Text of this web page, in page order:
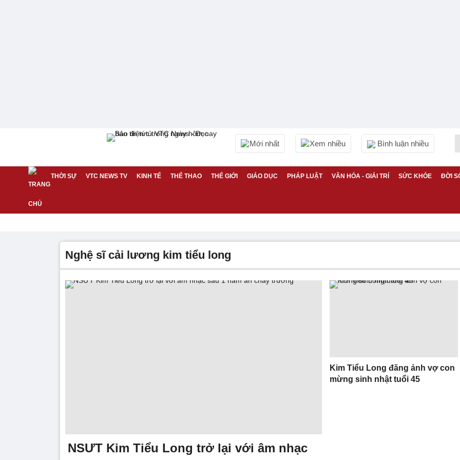
Mới nhất Xem nhiều Bình luận nhiều
THỜI SỰ VTC NEWS TV KINH TẾ THỂ THAO THẾ GIỚI GIÁO DỤC PHÁP LUẬT VĂN HÓA - GIẢI TRÍ SỨC KHỎE ĐỜI
nghệ sĩ cải lương kim tiểu long
NSƯT Kim Tiểu Long trở lại với âm nhạc
Kim Tiểu Long đăng ảnh vợ con
mừng sinh nhật tuổi 45